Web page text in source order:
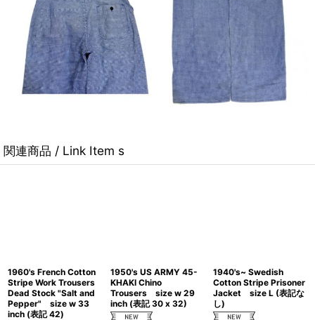
関連商品 / Link Item s
1960's French Cotton
Stripe Work Trousers
Dead Stock "Salt and
Pepper" size w 33
inch (表記 42)
1950's US ARMY 45-
KHAKI Chino
Trousers size w 29
inch (表記 30 x 32)
1940's~ Swedish
Cotton Stripe Prisoner
Jacket size L (表記な
し)